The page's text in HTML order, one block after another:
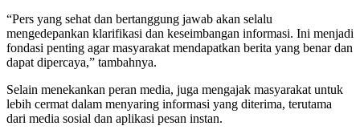
“Pers yang sehat dan bertanggung jawab akan selalu
mengedepankan klarifikasi dan keseimbangan informasi. Ini menjadi
fondasi penting agar masyarakat mendapatkan berita yang benar dan
dapat dipercaya,” tambahnya.
Selain menekankan peran media, juga mengajak masyarakat untuk
lebih cermat dalam menyaring informasi yang diterima, terutama
dari media sosial dan aplikasi pesan instan.